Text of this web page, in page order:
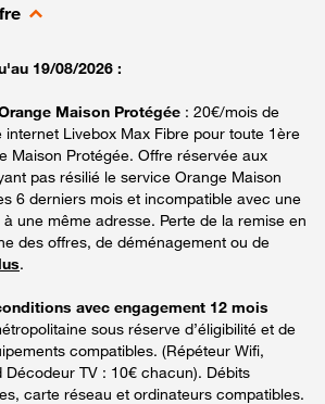
19/08/2026 :
Maison Protégée : 20€/mois de
Livebox Max Fibre pour toute 1ère
Maison Protégée. Offre réservée aux
pas résilié le service Orange Maison
6 derniers mois et incompatible avec une
une même adresse. Perte de la remise en
des offres, de déménagement ou de
.
avec engagement 12 mois
sous réserve d’éligibilité et de
compatibles. (Répéteur Wifi,
Décodeur TV : 10€ chacun). Débits
carte réseau et ordinateurs compatibles.